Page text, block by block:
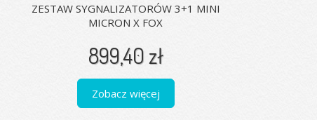
ZESTAW SYGNALIZATORÓW 3+1 MINI
MICRON X FOX
899,40 zł
Zobacz więcej